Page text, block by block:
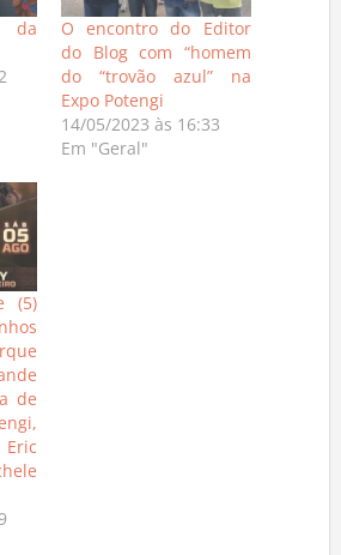
O encontro do Editor
do Blog com “homem
do “trovão azul” na
Expo Potengi
14/05/2023 às 16:33
Em "Geral"
(5)
de
Eric